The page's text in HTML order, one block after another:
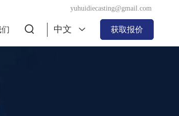
yuhuidiecasting@gmail.com
中文 获取报价